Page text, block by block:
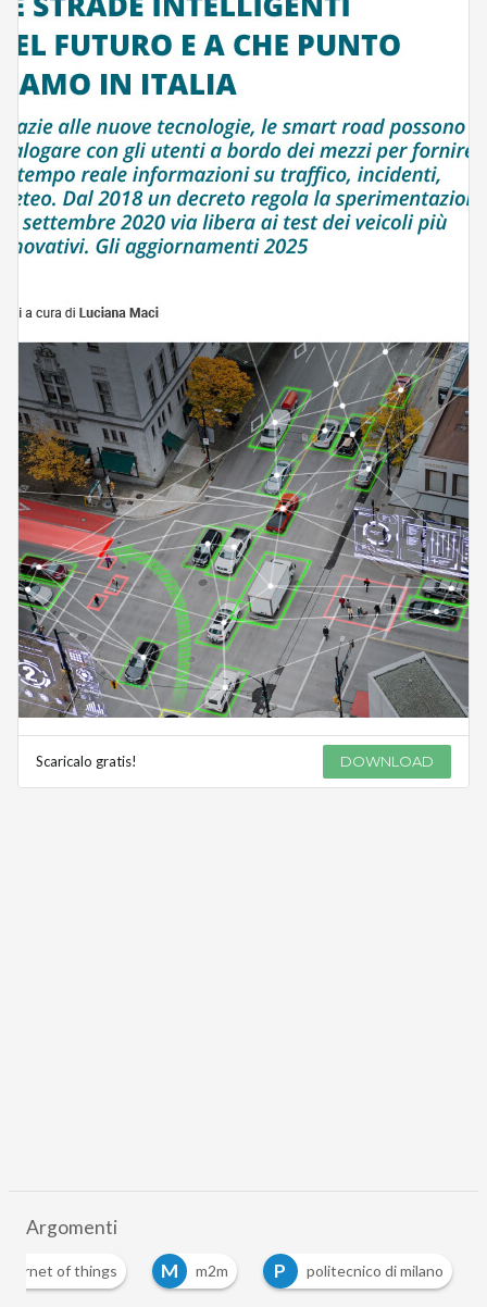
Scaricalo gratis! DOWNLOAD
Argomenti
of things M m2m P politecnico di milano